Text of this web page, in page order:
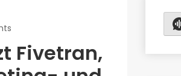
Fivetran,